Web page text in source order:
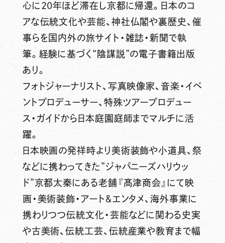
心に20年ほど滞在し京都に帰還。日本のコ
アな伝統文化や芸能、神社仏閣や裏歴史、催
事らを国内外の旅サイト・雑誌・新聞で執
筆。経験に基づく“陰謀説”の電子書籍出版
あり。
フォトジャーナリスト、写真映像家、音楽・イベ
ントプロデューサー、特殊ツアープロデュー
ス・ガイドから日本庭園庭師までマルチに活
躍。
日本映画の発祥時より美術装飾や小道具、祭
などに携わってきた”ジャパニーズハリウッ
ド”京都太秦にある老舗『髙津商会』にて映
画・美術装飾・アート＆エンタメ、海外事業に
携わりつつ伝統文化・芸能などに関わる史実
や古美術、伝統工芸、伝統産業や教育まで幅